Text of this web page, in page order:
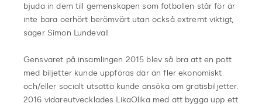
bjuda in dem till gemenskapen som fotbollen står för är
inte bara oerhört berömvärt utan också extremt viktigt,
säger Simon Lundevall.
Gensvaret på insamlingen 2015 blev så bra att en pott
med biljetter kunde uppföras där än fler ekonomiskt
och/eller socialt utsatta kunde ansöka om gratisbiljetter.
2016 vidareutvecklades LikaOlika med att bygga upp ett